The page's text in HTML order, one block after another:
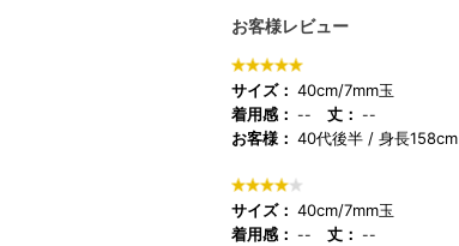
お客様レビュー
サイズ： 40cm/7mm玉
着用感： -- 丈： --
お客様： 40代後半 身長158cm
サイズ： 40cm/7mm玉
着用感： -- 丈： --